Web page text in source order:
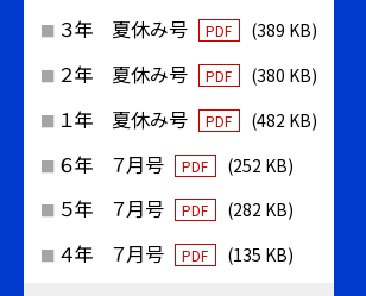
３年 夏休み号 PDF (389 KB)
２年 夏休み号 PDF (380 KB)
１年 夏休み号 PDF (482 KB)
６年 ７月号 PDF (252 KB)
５年 ７月号 PDF (282 KB)
４年 ７月号 PDF (135 KB)